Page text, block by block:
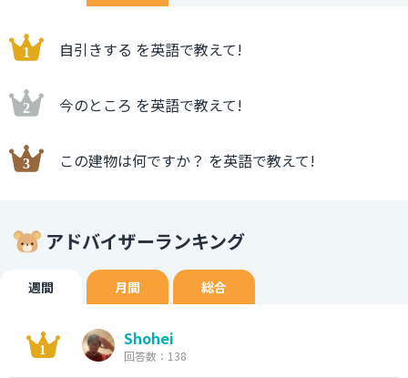
自引きする を英語で教えて!
今のところ を英語で教えて!
この建物は何ですか？ を英語で教えて!
アドバイザーランキング
週間 月間 総合
Shohei
回答数：138